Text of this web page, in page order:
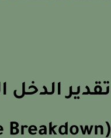
الدخل